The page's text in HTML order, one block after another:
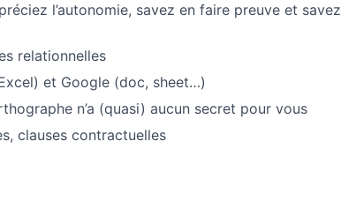
l’autonomie, savez en faire preuve et savez
relationnelles
et Google (doc, sheet…)
n’a (quasi) aucun secret pour vous
clauses contractuelles